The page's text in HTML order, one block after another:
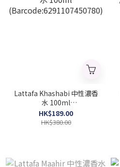
Lattafa Khashabi 中性濃香
水 100ml
(Barcode:6291107450780)
HK$189.00
HK$380.00